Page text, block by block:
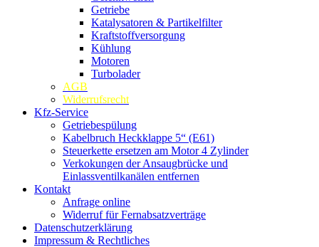
Getriebe
Katalysatoren & Partikelfilter
Kraftstoffversorgung
Kühlung
Motoren
Turbolader
AGB
Widerrufsrecht
Kfz-Service
Getriebespülung
Kabelbruch Heckklappe 5“ (E61)
Steuerkette ersetzen am Motor 4 Zylinder
Verkokungen der Ansaugbrücke und
Einlassventilkanälen entfernen
Kontakt
Anfrage online
Widerruf für Fernabsatzverträge
Datenschutzerklärung
Impressum & Rechtliches